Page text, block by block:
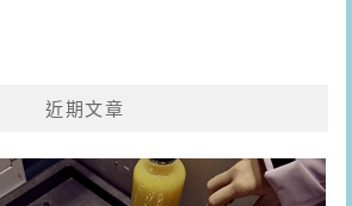
近期文章